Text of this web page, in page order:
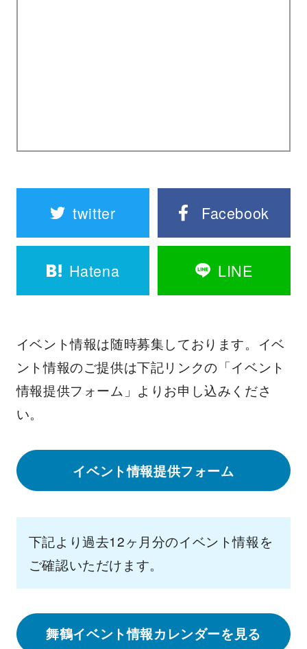
twitter Facebook
Hatena LINE
イベント情報は随時募集しております。イベ
ント情報のご提供は下記リンクの「イベント
情報提供フォーム」よりお申し込みくださ
い。
イベント情報提供フォーム
下記より過去12ヶ月分のイベント情報を
ご確認いただけます。
舞鶴イベント情報カレンダーを見る